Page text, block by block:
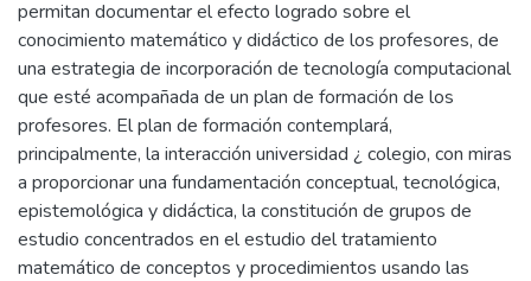
permitan documentar el efecto logrado sobre el
conocimiento matemático y didáctico de los profesores, de
una estrategia de incorporación de tecnología computacional
que esté acompañada de un plan de formación de los
profesores. El plan de formación contemplará,
principalmente, la interacción universidad ¿ colegio, con miras
a proporcionar una fundamentación conceptual, tecnológica,
epistemológica y didáctica, la constitución de grupos de
estudio concentrados en el estudio del tratamiento
matemático de conceptos y procedimientos usando las